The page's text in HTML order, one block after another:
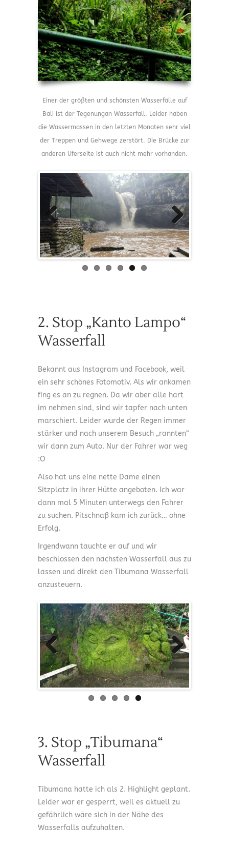
Einer der größten und schönsten Wasserfälle auf
Bali ist der Tegenungan Wasserfall. Leider haben
die Wassermassen in den letzten Monaten sehr viel
der Treppen und Gehwege zerstört. Die Brücke zur
anderen Uferseite ist auch nicht mehr vorhanden.
Previous Next
2. Stop „Kanto Lampo“
Wasserfall
Bekannt aus Instagram und Facebook, weil
ein sehr schönes Fotomotiv. Als wir ankamen
fing es an zu regnen. Da wir aber alle hart
im nehmen sind, sind wir tapfer nach unten
marschiert. Leider wurde der Regen immer
stärker und nach unserem Besuch „rannten“
wir dann zum Auto. Nur der Fahrer war weg
:O
Also hat uns eine nette Dame einen
Sitzplatz in ihrer Hütte angeboten. Ich war
dann mal 5 Minuten unterwegs den Fahrer
zu suchen. Pitschnaß kam ich zurück… ohne
Erfolg.
Irgendwann tauchte er auf und wir
beschlossen den nächsten Wasserfall aus zu
lassen und direkt den Tibumana Wasserfall
anzusteuern.
Previous Next
3. Stop „Tibumana“
Wasserfall
Tibumana hatte ich als 2. Highlight geplant.
Leider war er gesperrt, weil es aktuell zu
gefährlich wäre sich in der Nähe des
Wasserfalls aufzuhalten.